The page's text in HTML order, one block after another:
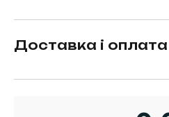
Доставка і оплата